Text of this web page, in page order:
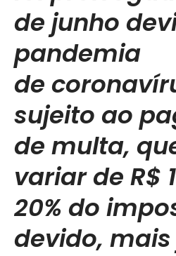
de junho
pandemia
de
sujeito ao
de multa,
variar de R$
20% do
devido,